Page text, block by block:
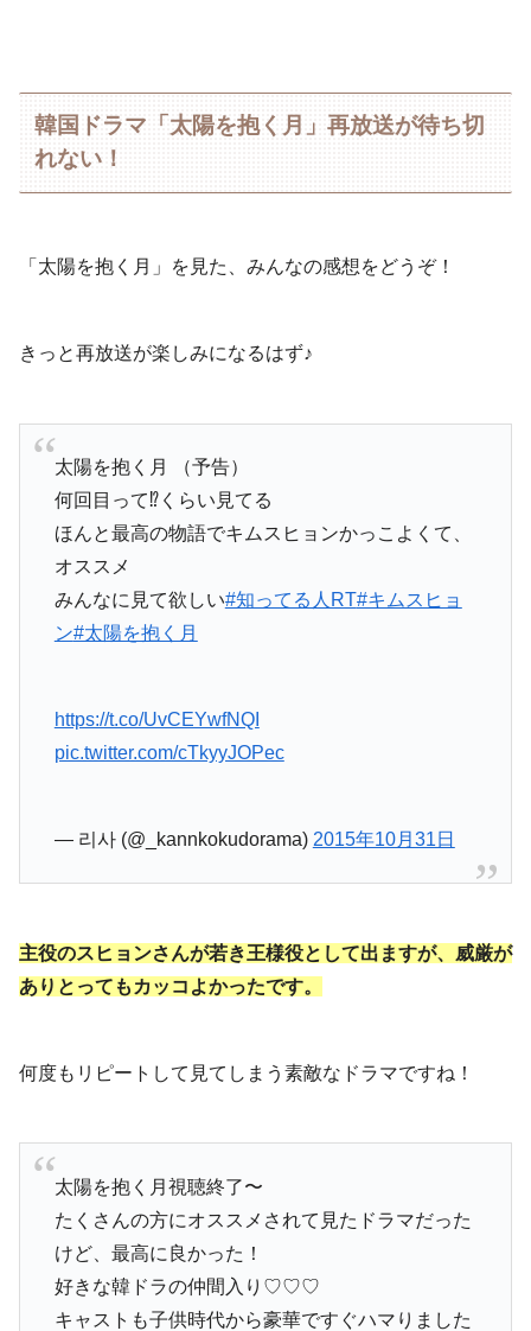
韓国ドラマ「太陽を抱く月」再放送が待ち切
れない！
「太陽を抱く月」を見た、みんなの感想をどうぞ！
きっと再放送が楽しみになるはず♪
太陽を抱く月 （予告）
何回目って⁉︎くらい見てる
ほんと最高の物語でキムスヒョンかっこよくて、
オススメ
みんなに見て欲しい#知ってる人RT#キムスヒョ
ン#太陽を抱く月
https://t.co/UvCEYwfNQI
pic.twitter.com/cTkyyJOPec
— 리사 (@_kannkokudorama) 2015年10月31日
主役のスヒョンさんが若き王様役として出ますが、威厳が
ありとってもカッコよかったです。
何度もリピートして見てしまう素敵なドラマですね！
太陽を抱く月視聴終了〜
たくさんの方にオススメされて見たドラマだった
けど、最高に良かった！
好きな韓ドラの仲間入り♡♡♡
キャストも子供時代から豪華ですぐハマりました